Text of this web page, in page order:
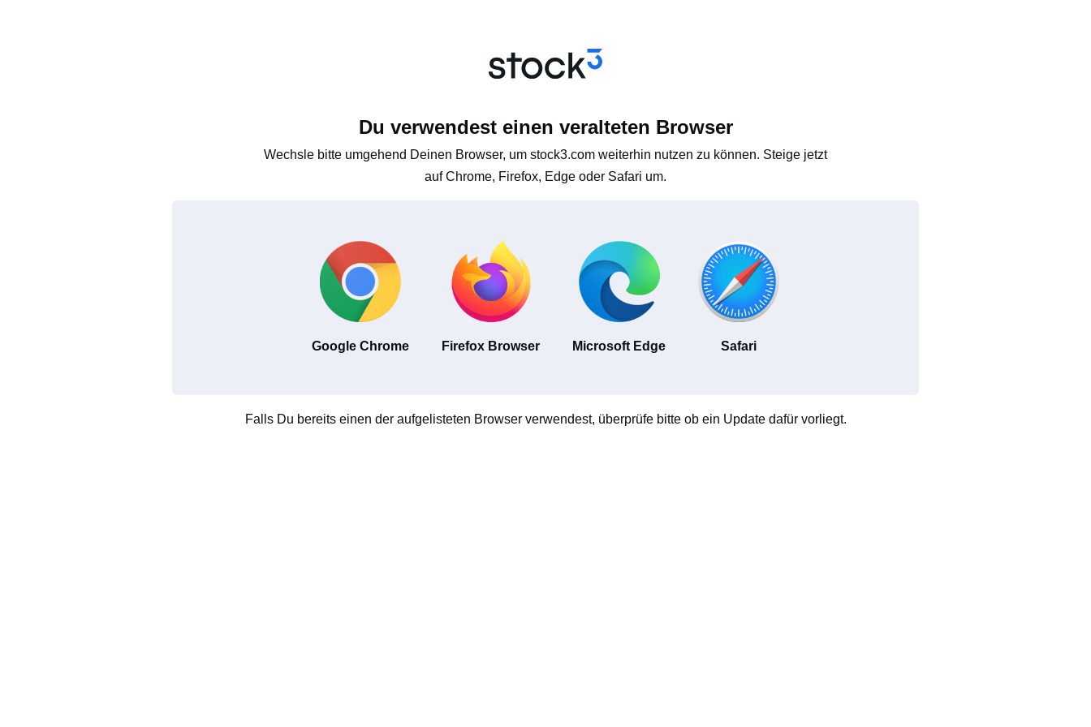
Du verwendest einen veralteten Browser
Wechsle bitte umgehend Deinen Browser, um stock3.com weiterhin nutzen zu können. Steige jetzt
auf Chrome, Firefox, Edge oder Safari um.
Google Chrome Firefox Browser Microsoft Edge Safari
Falls Du bereits einen der aufgelisteten Browser verwendest, überprüfe bitte ob ein Update dafür vorliegt.